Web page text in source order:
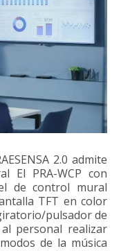
2.0 admite
El PRA-WCP con
de control mural
TFT en color
pulsador de
personal realizar
de la música